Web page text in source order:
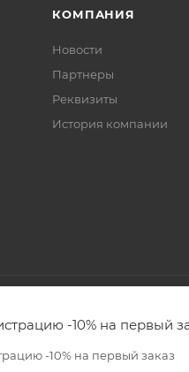
КОМПАНИЯ
Новости
Партнеры
Реквизиты
История компании
зоомагазин для
-10% на первый
-10% на первый заказ